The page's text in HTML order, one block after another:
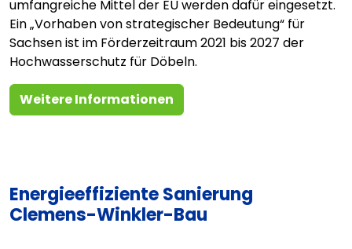
umfangreiche Mittel der EU werden dafür eingesetzt.
Ein „Vorhaben von strategischer Bedeutung“ für
Sachsen ist im Förderzeitraum 2021 bis 2027 der
Hochwasserschutz für Döbeln.
Weitere Informationen
Energieeffiziente Sanierung
Clemens-Winkler-Bau